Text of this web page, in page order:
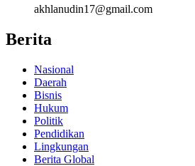
akhlanudin17@gmail.com
Berita
Nasional
Daerah
Bisnis
Hukum
Politik
Pendidikan
Lingkungan
Berita Global